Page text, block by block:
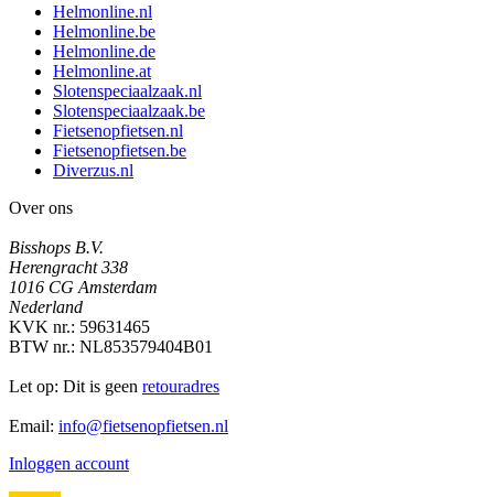
Helmonline.nl
Helmonline.be
Helmonline.de
Helmonline.at
Slotenspeciaalzaak.nl
Slotenspeciaalzaak.be
Fietsenopfietsen.nl
Fietsenopfietsen.be
Diverzus.nl
Over ons
Bisshops B.V.
Herengracht 338
1016 CG Amsterdam
Nederland
KVK nr.: 59631465
BTW nr.: NL853579404B01
Let op: Dit is geen retouradres
Email: info@fietsenopfietsen.nl
Inloggen account